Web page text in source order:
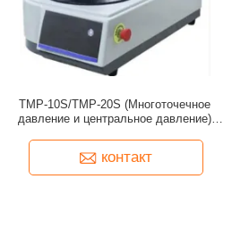
TMP-10S/TMP-20S (Многоточечное
давление и центральное давление)
металлографический станок для шлифовки
и полировки
контакт